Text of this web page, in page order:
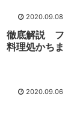
2020.09.08
徹底解説 フ
理処かちま
2020.09.06